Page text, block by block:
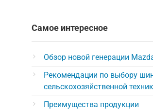
Самое интересное
Обзор новой генерации
Рекомендации по выбору
сельскохозяйственной
Преимущества продукции